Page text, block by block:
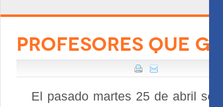
PROFESORES QUE
El pasado martes 25 de abril se